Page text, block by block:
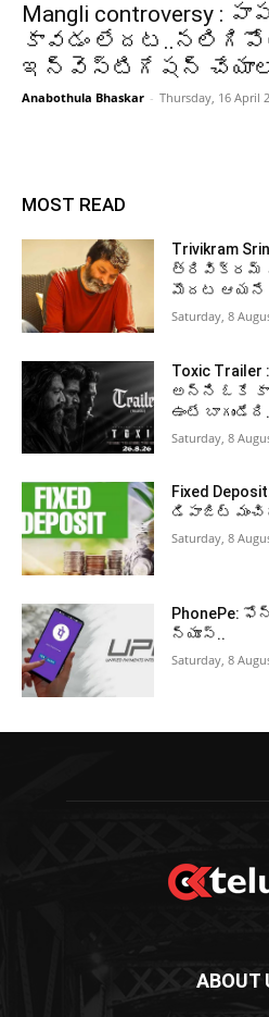
Mangli controversy :
కావడం
ఇన్వెస్టిగేషన్
Anabothula Bhaskar - Thursday, 16 April
MOST READ
Trivikram
త్రివిక్రమ్
మొదట ఆయనే
Saturday, 8
Toxic
అన్ని ఓకే
ఉంటే
Saturday, 8
Fixed
డిపాజిట్
Saturday, 8
PhonePe:
న్యూస్..
Saturday, 8
ABOUT